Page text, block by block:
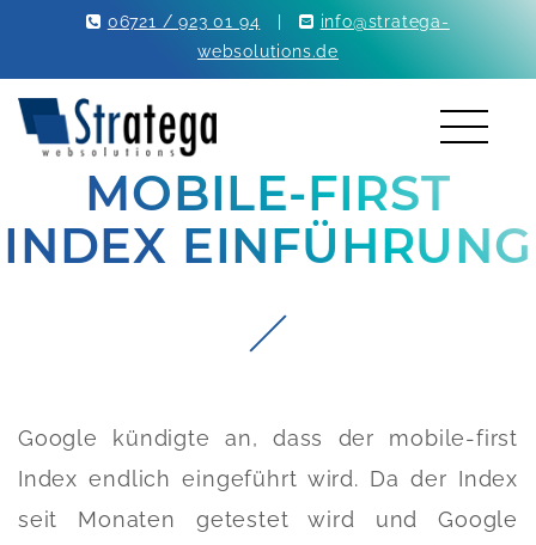
06721 / 923 01 94
info@stratega-
websolutions.de
MOBILE-FIRST
INDEX EINFÜHRUNG
Google kündigte an, dass der mobile-first
Index endlich eingeführt wird. Da der Index
seit Monaten getestet wird und Google